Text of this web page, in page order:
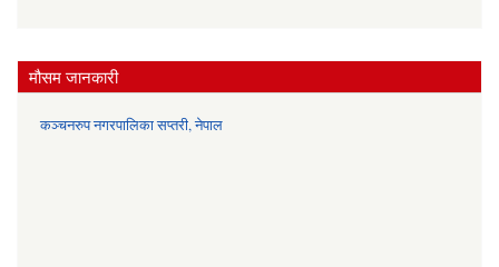
मौसम जानकारी
कञ्चनरुप नगरपालिका सप्तरी, नेपाल